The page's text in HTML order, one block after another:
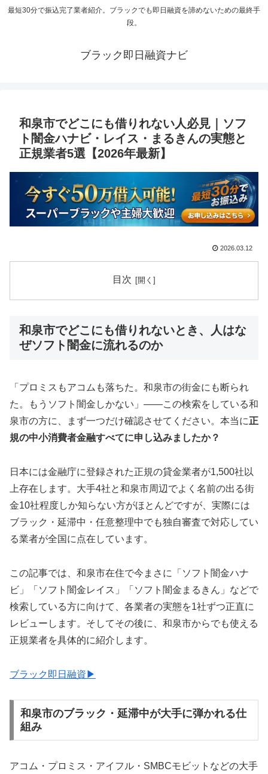
最短30分で振込完了業者紹介。ブラックでも即日融資を諦めないための最終手
段。
ブラック即日融資ナビ
和泉市でどこにも借りれない人必見｜ソフ
ト闇金ハナビ・レイス・まるきんの実態と
正規業者5選【2026年最新】
2026.03.12
目次
和泉市でどこにも借りれないとき、人はな
ぜソフト闇金に流れるのか
「プロミスもアコムも落ちた。和泉市の街金にも断られ
た。もうソフト闇金しかない」——この検索をしている和
泉市の方に、まず一つだけ確認させてください。本当に正
規の中小消費者金融すべてに申し込みましたか？
日本には金融庁に登録された正規の貸金業者が1,500社以
上存在します。大手4社と和泉市周辺でよく名前の出る街
金10社程度しか知らない方がほとんどですが、実際には
ブラック・延滞中・任意整理中でも独自審査で対応してい
る業者が全国に点在しています。
この記事では、和泉市在住で今まさに「ソフト闇金ハナ
ビ」「ソフト闇金レイス」「ソフト闇金まるきん」などで
検索している方に向けて、各業者の実態を1社ずつ正直に
レビューします。そしてその後に、和泉市からでも使える
正規業者を具体的に紹介します。
ブラック即日融資▶
和泉市のブラック・延滞中が大手に弾かれる仕
組み
アコム・プロミス・アイフル・SMBCモビットなどの大手